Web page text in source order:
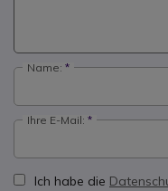
Name:
Ihre E-Mail:
Ich habe die